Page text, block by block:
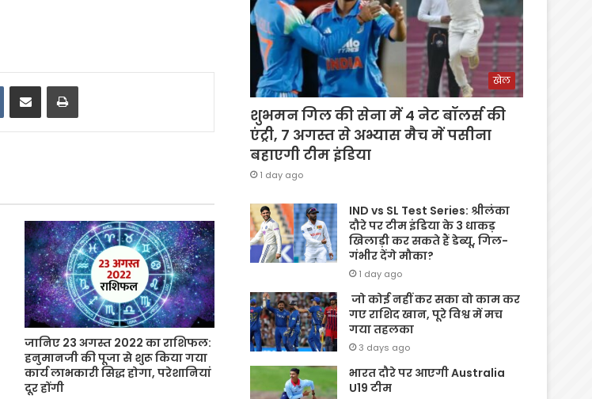
VKontakte
Share via Email Print
जानिए 23 अगस्त 2022 का राशिफल:
हनुमानजी की पूजा से शुरू किया गया
कार्य लाभकारी सिद्ध होगा, परेशानियां
दूर होंगी
खेल
शुभमन गिल की सेना में 4 नेट बॉलर्स की
एंट्री, 7 अगस्त से अभ्यास मैच में पसीना
बहाएगी टीम इंडिया
1 day ago
IND vs SL Test Series: श्रीलंका
दौरे पर टीम इंडिया के 3 धाकड़
खिलाड़ी कर सकते हैं डेब्यू, गिल-
गंभीर देंगे मौका?
1 day ago
जो कोई नहीं कर सका वो काम कर
गए राशिद खान, पूरे विश्व में मच
गया तहलका
3 days ago
भारत दौरे पर आएगी Australia
U19 टीम